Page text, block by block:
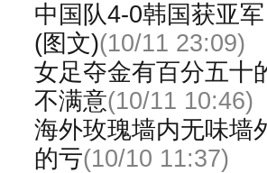
中国队4-0韩国获亚
(图文)(10/11 23:09)
女足夺金有百分五十
不满意(10/11 10:46)
海外玫瑰墙内无味墙
的亏(10/10 11:37)